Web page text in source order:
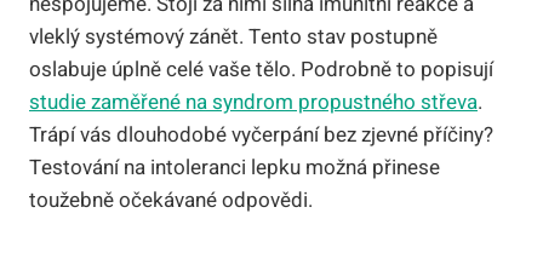
vleklý systémový zánět. Tento stav postupně
oslabuje úplně celé vaše tělo. Podrobně to popisují
studie zaměřené na syndrom propustného střeva.
Trápí vás dlouhodobé vyčerpání bez zjevné příčiny?
Testování na intoleranci lepku možná přinese
toužebně očekávané odpovědi.